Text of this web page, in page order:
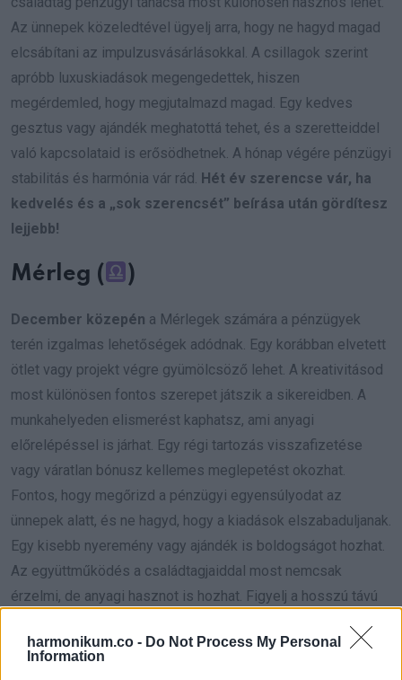
harmonikum.co - Do Not Process My Personal
Information
Az ünnepek közeledtével ügyelj arra, hogy ne hagyd magad
elcsábítani az impulzusvásárlásokkal. A csillagok szerint
apróbb luxuskiadások megengedettek, hiszen
megérdemled, hogy megjutalmazd magad. Egy kedves
gesztus vagy ajándék meghatottá tehet, és a szeretteiddel
való kapcsolataid is erősödhetnek. A hónap végére pénzügyi
stabilitás és harmónia vár rád. Hét év szerencse vár, ha
kedvelés és a „sok szerencsét” beírása után gördítesz
lejjebb!
Mérleg ( )
December közepén a Mérlegek számára a pénzügyek
terén izgalmas lehetőségek adódnak. Egy korábban elvetett
ötlet vagy projekt végre gyümölcsöző lehet. A kreativitásod
most különösen fontos szerepet játszik a sikereidben. A
munkahelyeden elismerést kaphatsz, ami anyagi
előrelépéssel is járhat. Egy régi tartozás visszafizetése
vagy váratlan bónusz kellemes meglepetést okozhat.
Fontos, hogy megőrizd a pénzügyi egyensúlyodat az
ünnepek alatt, és ne hagyd, hogy a kiadások elszabaduljanak.
Egy kisebb nyeremény vagy ajándék is boldogságot hozhat.
Az együttműködés a családtagjaiddal most nemcsak
érzelmi, de anyagi hasznot is hozhat. Figyelj a hosszú távú
szerencse vár, ha kedvelés és a „sok szerencsét”